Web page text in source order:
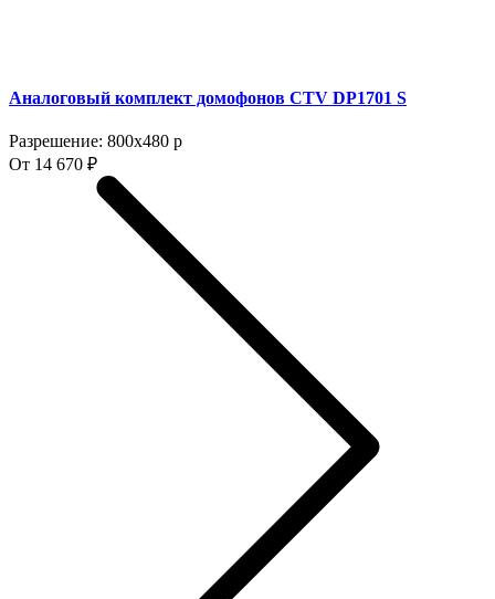
Аналоговый комплект домофонов CTV DP1701 S
Разрешение: 800x480 p
От 14 670 ₽